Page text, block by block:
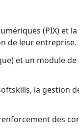
(PIX) et
de leur entreprise.
et un module
la gestion
des